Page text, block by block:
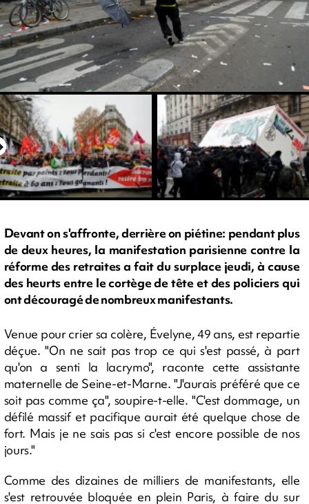
Devant on s'affronte, derrière on piétine: pendant plus
de deux heures, la manifestation parisienne contre la
réforme des retraites a fait du surplace jeudi, à cause
des heurts entre le cortège de tête et des policiers qui
ont découragé de nombreux manifestants.
Venue pour crier sa colère, Évelyne, 49 ans, est repartie
déçue. "On ne sait pas trop ce qui s'est passé, à part
qu'on a senti la lacrymo", raconte cette assistante
maternelle de Seine-et-Marne. "J'aurais préféré que ce
soit pas comme ça", soupire-t-elle. "C'est dommage, un
défilé massif et pacifique aurait été quelque chose de
fort. Mais je ne sais pas si c'est encore possible de nos
jours."
Comme des dizaines de milliers de manifestants, elle
s'est retrouvée bloquée en plein Paris, à faire du sur